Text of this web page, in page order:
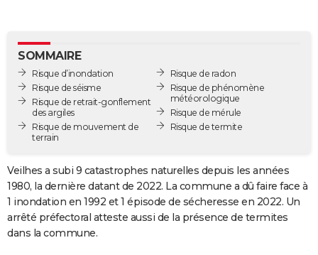
GUIDES D'ACHAT
BONS PLANS
CARTE DE VOEUX
Carte de Noël
Carte Bonne année
Carte Saint-Valentin
Carte Pâques
Carte d'anniversaire
DICTIONNAIRE
COPAINS D'AVANT
S'inscrire
Se connecter
Lycées
Collèges
Primaires
Universités
Entreprises
Service militaire
Avis de recherche
AVIS DE DÉCÈS
SOMMAIRE
Risque d’inondation
Risque de séisme
Risque de retrait-gonflement
des argiles
Risque de mouvement de
terrain
Risque de radon
Risque de phénomène
météorologique
Risque de mérule
Risque de termite
Veilhes a subi 9 catastrophes naturelles depuis les années
1980, la dernière datant de 2022. La commune a dû faire face à
1 inondation en 1992 et 1 épisode de sécheresse en 2022. Un
arrêté préfectoral atteste aussi de la présence de termites
dans la commune.